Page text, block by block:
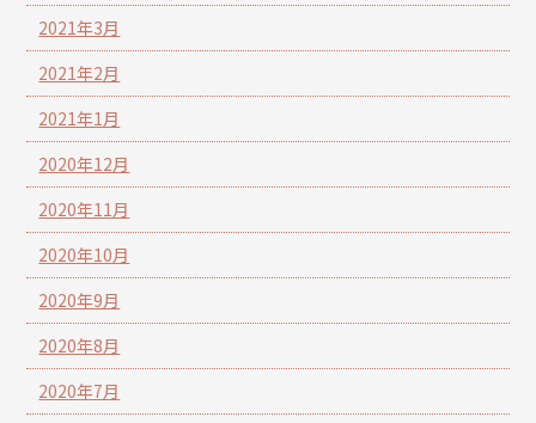
2021年3月
2021年2月
2021年1月
2020年12月
2020年11月
2020年10月
2020年9月
2020年8月
2020年7月